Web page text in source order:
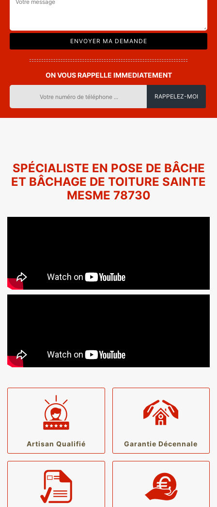
ON VOUS RAPPELLE IMMEDIATEMENT
SPÉCIALISTE EN POSE DE BÂCHE
ET BÂCHAGE DE TOITURE SAINTE
MESME 78730
Artisan Qualifié Garantie Décennale